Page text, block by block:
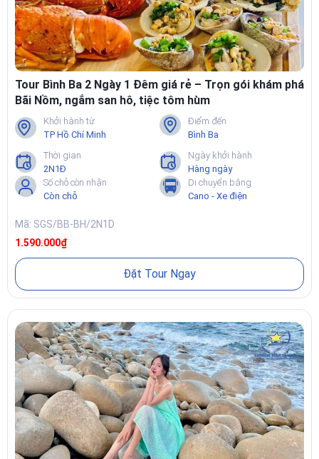
Tour Bình Ba 2 Ngày 1 Đêm giá rẻ – Trọn gói khám phá
Bãi Nồm, ngắm san hô, tiệc tôm hùm
Khởi hành từ
TP Hồ Chí Minh
Điểm đến
Bình Ba
Thời gian
2N1Đ
Ngày khởi hành
Hàng ngày
Số chỗ còn nhận
Còn chỗ
Di chuyển bằng
Cano - Xe điện
Mã: SGS/BB-BH/2N1D
1.590.000₫
Đặt Tour Ngay